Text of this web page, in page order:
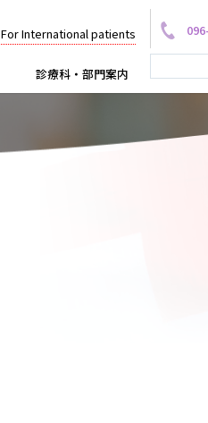
For International patients
診療科・部門案内